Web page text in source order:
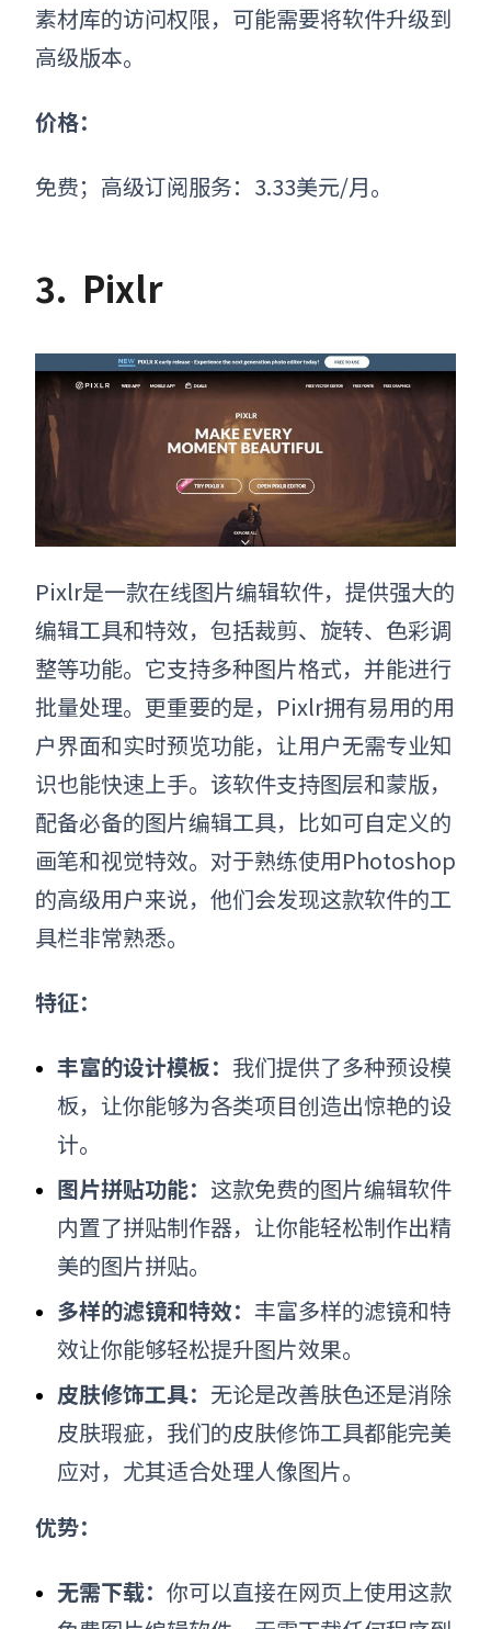
素材库的访问权限，可能需要将软件升级到
高级版本。
价格：
免费；高级订阅服务：3.33美元/月。
3. Pixlr
Pixlr是一款在线图片编辑软件，提供强大的
编辑工具和特效，包括裁剪、旋转、色彩调
整等功能。它支持多种图片格式，并能进行
批量处理。更重要的是，Pixlr拥有易用的用
户界面和实时预览功能，让用户无需专业知
识也能快速上手。该软件支持图层和蒙版，
配备必备的图片编辑工具，比如可自定义的
画笔和视觉特效。对于熟练使用Photoshop
的高级用户来说，他们会发现这款软件的工
具栏非常熟悉。
特征：
丰富的设计模板： 我们提供了多种预设模
板，让你能够为各类项目创造出惊艳的设
计。
图片拼贴功能： 这款免费的图片编辑软件
内置了拼贴制作器，让你能轻松制作出精
美的图片拼贴。
多样的滤镜和特效： 丰富多样的滤镜和特
效让你能够轻松提升图片效果。
皮肤修饰工具： 无论是改善肤色还是消除
皮肤瑕疵，我们的皮肤修饰工具都能完美
应对，尤其适合处理人像图片。
优势：
无需下载： 你可以直接在网页上使用这款